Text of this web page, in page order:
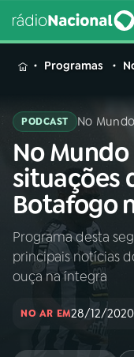
MENU
Buscar
na
Rádio
Nacional
INÍCIO
Programas
PODCAST No
No
situações
Botafogo
Programa desta
principais notícias
ouça na íntegra
NO AR EM28/12/